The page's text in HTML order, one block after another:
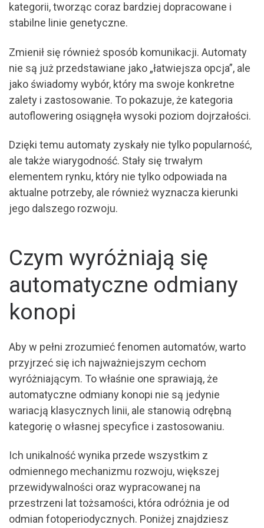
kategorii, tworząc coraz bardziej dopracowane i
stabilne linie genetyczne.
Zmienił się również sposób komunikacji. Automaty
nie są już przedstawiane jako „łatwiejsza opcja”, ale
jako świadomy wybór, który ma swoje konkretne
zalety i zastosowanie. To pokazuje, że kategoria
autoflowering osiągnęła wysoki poziom dojrzałości.
Dzięki temu automaty zyskały nie tylko popularność,
ale także wiarygodność. Stały się trwałym
elementem rynku, który nie tylko odpowiada na
aktualne potrzeby, ale również wyznacza kierunki
jego dalszego rozwoju.
Czym wyróżniają się
automatyczne odmiany
konopi
Aby w pełni zrozumieć fenomen automatów, warto
przyjrzeć się ich najważniejszym cechom
wyróżniającym. To właśnie one sprawiają, że
automatyczne odmiany konopi nie są jedynie
wariacją klasycznych linii, ale stanowią odrębną
kategorię o własnej specyfice i zastosowaniu.
Ich unikalność wynika przede wszystkim z
odmiennego mechanizmu rozwoju, większej
przewidywalności oraz wypracowanej na
przestrzeni lat tożsamości, która odróżnia je od
odmian fotoperiodycznych. Poniżej znajdziesz